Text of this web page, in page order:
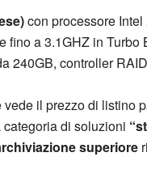
con processore
fino a 3.1GHZ in Turbo
240GB, controller
vede il prezzo di listino
di soluzioni
superiore